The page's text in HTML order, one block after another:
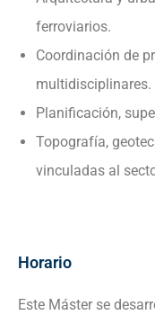
ferroviarios.
Coordinación de
multidisciplinares.
Planificación,
Topografía,
vinculadas al
Horario
Este Máster se